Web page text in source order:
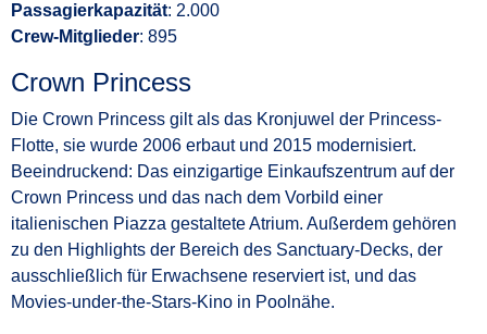
Passagierkapazität: 2.000
Crew-Mitglieder: 895
Crown Princess
Die Crown Princess gilt als das Kronjuwel der Princess-
Flotte, sie wurde 2006 erbaut und 2015 modernisiert.
Beeindruckend: Das einzigartige Einkaufszentrum auf der
Crown Princess und das nach dem Vorbild einer
italienischen Piazza gestaltete Atrium. Außerdem gehören
zu den Highlights der Bereich des Sanctuary-Decks, der
ausschließlich für Erwachsene reserviert ist, und das
Movies-under-the-Stars-Kino in Poolnähe.